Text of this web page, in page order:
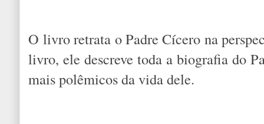
O livro retrata o Padre Cícero na
livro, ele descreve toda a biografia do
mais polêmicos da vida dele.